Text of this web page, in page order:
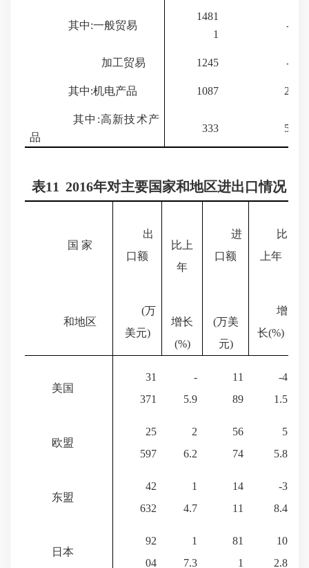
其中:一般贸易
1481
1
-23.8
加工贸易 1245 -34.8
其中:机电产品 1087 218.8
其中:高新技术产
品
333 566.0
表11 2016年对主要国家和地区进出口情况
国 家
出
口额
比上
年
进
口额
比
上年
和地区
(万
美元)
增长
(%)
(万美
元)
增
长(%)
美国
31
371
-
5.9
11
89
-4
1.5
欧盟
25
597
2
6.2
56
74
5
5.8
东盟
42
632
1
4.7
14
11
-3
8.4
日本
92
04
1
7.3
81
1
10
2.8